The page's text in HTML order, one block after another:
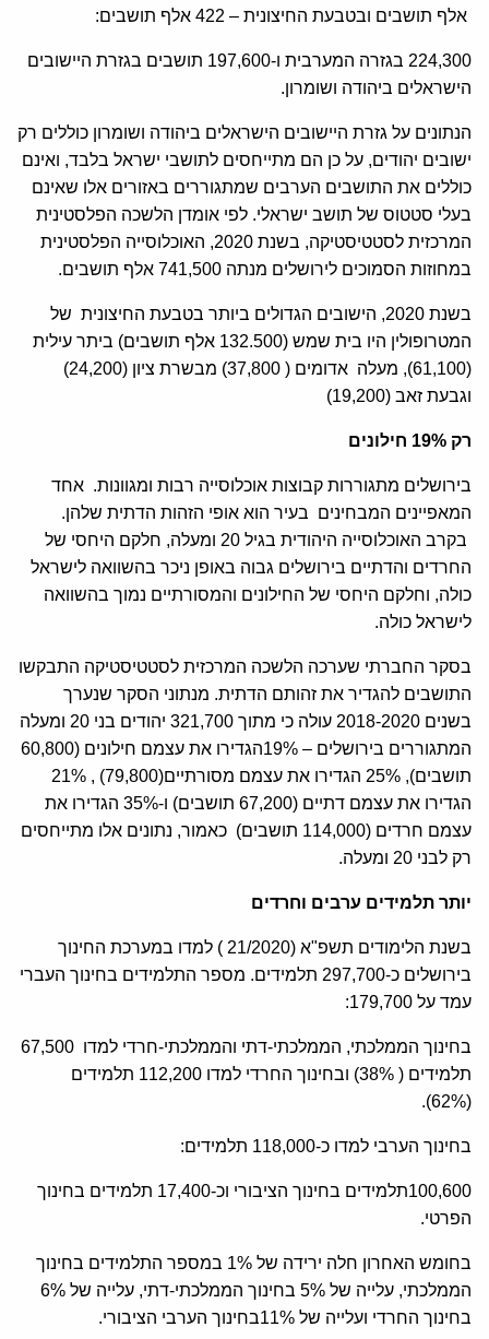
אלף תושבים ובטבעת החיצונית – 422 אלף תושבים:
224,300 בגזרה המערבית ו-197,600 תושבים בגזרת היישובים
הישראלים ביהודה ושומרון.
הנתונים על גזרת היישובים הישראלים ביהודה ושומרון כוללים רק
ישובים יהודים, על כן הם מתייחסים לתושבי ישראל בלבד, ואינם
כוללים את התושבים הערבים שמתגוררים באזורים אלו שאינם
בעלי סטטוס של תושב ישראלי. לפי אומדן הלשכה הפלסטינית
המרכזית לסטטיסטיקה, בשנת 2020, האוכלוסייה הפלסטינית
במחוזות הסמוכים לירושלים מנתה 741,500 אלף תושבים.
בשנת 2020, הישובים הגדולים ביותר בטבעת החיצונית של
המטרופולין היו בית שמש (132.500 אלף תושבים) ביתר עילית
(61,100), מעלה אדומים ( 37,800) מבשרת ציון (24,200)
וגבעת זאב (19,200)
רק 19% חילונים
בירושלים מתגוררות קבוצות אוכלוסייה רבות ומגוונות. אחד
המאפיינים המבחינים בעיר הוא אופי הזהות הדתית שלהן.
בקרב האוכלוסייה היהודית בגיל 20 ומעלה, חלקם היחסי של
החרדים והדתיים בירושלים גבוה באופן ניכר בהשוואה לישראל
כולה, וחלקם היחסי של החילונים והמסורתיים נמוך בהשוואה
לישראל כולה.
בסקר החברתי שערכה הלשכה המרכזית לסטטיסטיקה התבקשו
התושבים להגדיר את זהותם הדתית. מנתוני הסקר שנערך
בשנים 2018-2020 עולה כי מתוך 321,700 יהודים בני 20 ומעלה
המתגוררים בירושלים – 19%הגדירו את עצמם חילונים (60,800
תושבים), 25% הגדירו את עצמם מסורתיים(79,800) , 21%
הגדירו את עצמם דתיים (67,200 תושבים) ו-35% הגדירו את
עצמם חרדים (114,000 תושבים) כאמור, נתונים אלו מתייחסים
רק לבני 20 ומעלה.
יותר תלמידים ערבים וחרדים
בשנת הלימודים תשפ"א (21/2020 ) למדו במערכת החינוך
בירושלים כ-297,700 תלמידים. מספר התלמידים בחינוך העברי
עמד על 179,700:
בחינוך הממלכתי, הממלכתי-דתי והממלכתי-חרדי למדו 67,500
תלמידים ( 38%) ובחינוך החרדי למדו 112,200 תלמידים
(62%).
בחינוך הערבי למדו כ-118,000 תלמידים:
100,600תלמידים בחינוך הציבורי וכ-17,400 תלמידים בחינוך
הפרטי.
בחומש האחרון חלה ירידה של 1% במספר התלמידים בחינוך
הממלכתי, עלייה של 5% בחינוך הממלכתי-דתי, עלייה של 6%
בחינוך החרדי ועלייה של 11%בחינוך הערבי הציבורי.